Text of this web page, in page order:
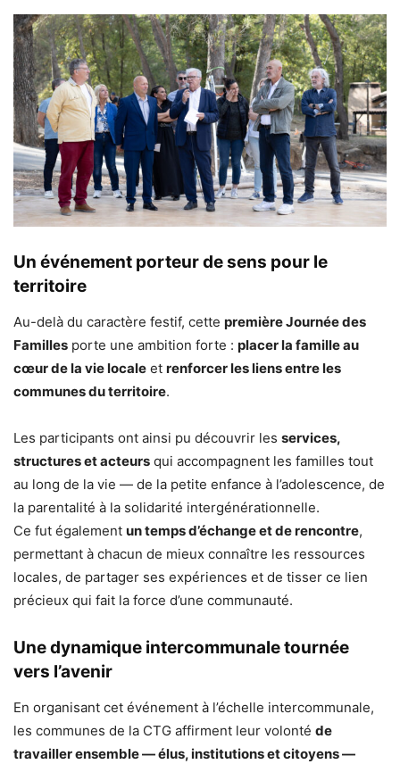
Un événement porteur de sens pour le
territoire
Au-delà du caractère festif, cette première Journée des
Familles porte une ambition forte : placer la famille au
cœur de la vie locale et renforcer les liens entre les
communes du territoire.
Les participants ont ainsi pu découvrir les services,
structures et acteurs qui accompagnent les familles tout
au long de la vie — de la petite enfance à l’adolescence, de
la parentalité à la solidarité intergénérationnelle.
Ce fut également un temps d’échange et de rencontre,
permettant à chacun de mieux connaître les ressources
locales, de partager ses expériences et de tisser ce lien
précieux qui fait la force d’une communauté.
Une dynamique intercommunale tournée
vers l’avenir
En organisant cet événement à l’échelle intercommunale,
les communes de la CTG affirment leur volonté de
travailler ensemble — élus, institutions et citoyens —